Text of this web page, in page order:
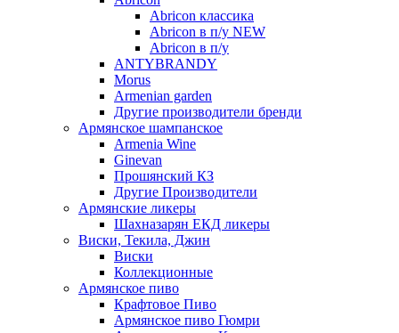
Abricon классика
Abricon в п/у NEW
Abricon в п/у
ANTYBRANDY
Morus
Armenian garden
Другие производители бренди
Армянское шампанское
Armenia Wine
Ginevan
Прошянский КЗ
Другие Производители
Армянские ликеры
Шахназарян ЕКД ликеры
Виски, Текила, Джин
Виски
Коллекционные
Армянское пиво
Крафтовое Пиво
Армянское пиво Гюмри